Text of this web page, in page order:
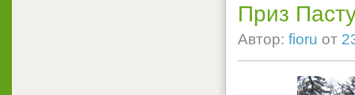
Приз
Автор: fioru от